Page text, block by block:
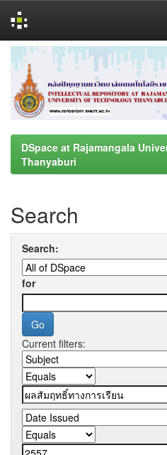
navigation
DSpace at Rajamangala
Thanyaburi
Search
Search:
for
Current filters: